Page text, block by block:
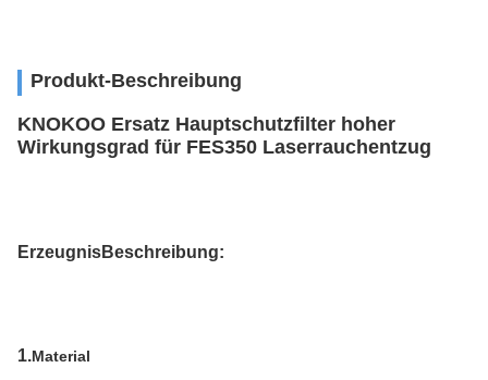
Produkt-Beschreibung
KNOKOO Ersatz Hauptschutzfilter hoher
Wirkungsgrad für FES350 Laserrauchentzug
ErzeugnisBeschreibung:
1.Material